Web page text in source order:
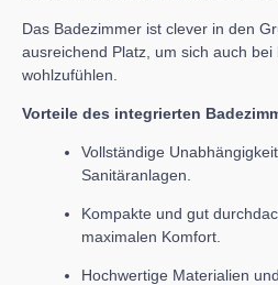
Das Badezimmer ist clever in den
ausreichend Platz, um sich auch bei
wohlzufühlen.
Vorteile des integrierten
Vollständige
Sanitäranlagen.
Kompakte und gut
maximalen Komfort.
Hochwertige Materialien